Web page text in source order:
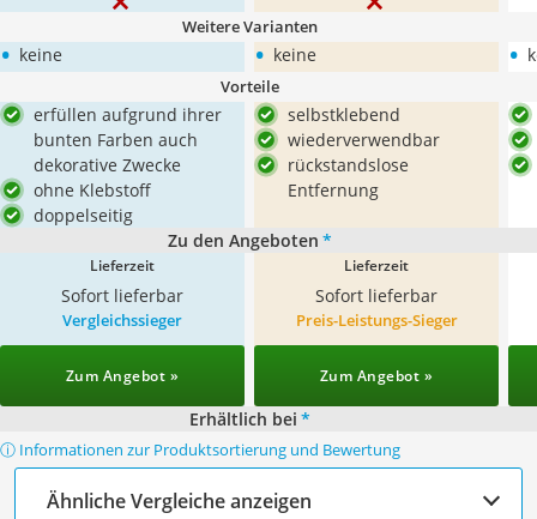
Weitere Varianten
• keine • keine •
Vorteile
erfüllen aufgrund ihrer
bunten Farben auch
dekorative Zwecke
ohne Klebstoff
doppelseitig
selbstklebend
wiederverwendbar
rückstandslose
Entfernung
Zu den Angeboten *
Lieferzeit
Sofort lieferbar
Lieferzeit
Sofort lieferbar
Vergleichssieger
Zum Angebot »
Preis-Leistungs-Sieger
Zum Angebot »
Erhältlich bei *
ⓘ Informationen zur Produktsortierung und Bewertung
Ähnliche Vergleiche anzeigen